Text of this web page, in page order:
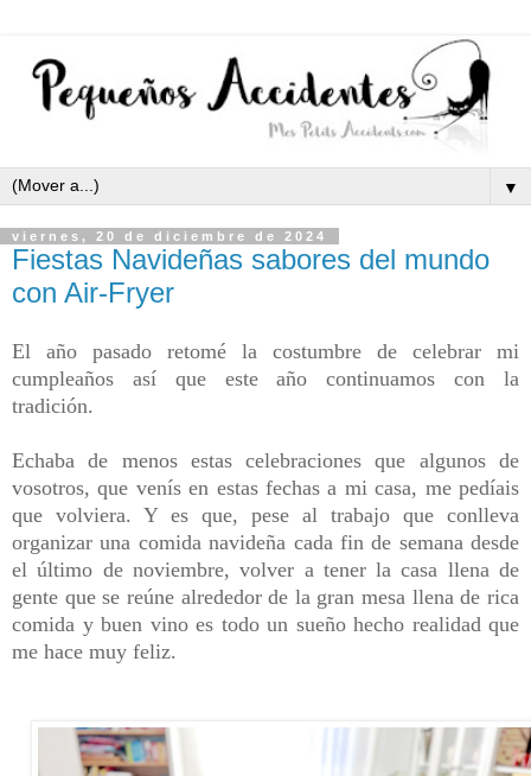
▼
viernes, 20 de diciembre de 2024
Fiestas Navideñas sabores del mundo
con Air-Fryer
El año pasado retomé la costumbre de celebrar mi
cumpleaños así que este año continuamos con la
tradición.
Echaba de menos estas celebraciones que algunos de
vosotros, que venís en estas fechas a mi casa, me pedíais
que volviera. Y es que, pese al trabajo que conlleva
organizar una comida navideña cada fin de semana desde
el último de noviembre, volver a tener la casa llena de
gente que se reúne alrededor de la gran mesa llena de rica
comida y buen vino es todo un sueño hecho realidad que
me hace muy feliz.